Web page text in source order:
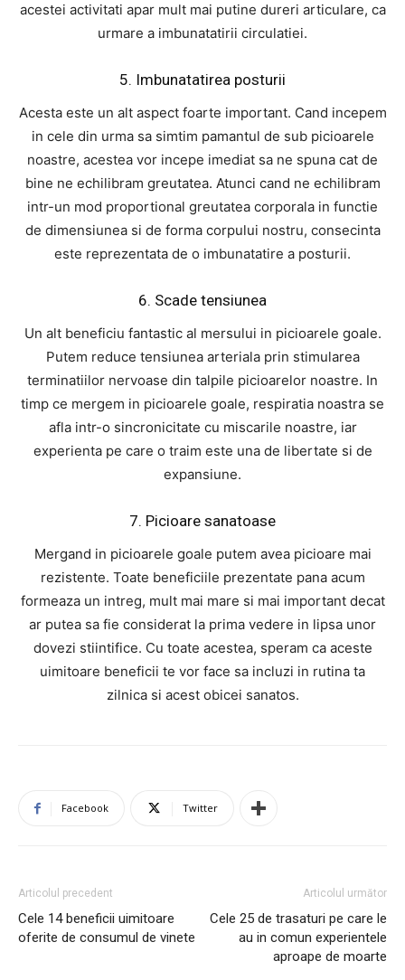
acestei activitati apar mult mai putine dureri articulare, ca
urmare a imbunatatirii circulatiei.
5. Imbunatatirea posturii
Acesta este un alt aspect foarte important. Cand incepem
in cele din urma sa simtim pamantul de sub picioarele
noastre, acestea vor incepe imediat sa ne spuna cat de
bine ne echilibram greutatea. Atunci cand ne echilibram
intr-un mod proportional greutatea corporala in functie
de dimensiunea si de forma corpului nostru, consecinta
este reprezentata de o imbunatatire a posturii.
6. Scade tensiunea
Un alt beneficiu fantastic al mersului in picioarele goale.
Putem reduce tensiunea arteriala prin stimularea
terminatiilor nervoase din talpile picioarelor noastre. In
timp ce mergem in picioarele goale, respiratia noastra se
afla intr-o sincronicitate cu miscarile noastre, iar
experienta pe care o traim este una de libertate si de
expansiune.
7. Picioare sanatoase
Mergand in picioarele goale putem avea picioare mai
rezistente. Toate beneficiile prezentate pana acum
formeaza un intreg, mult mai mare si mai important decat
ar putea sa fie considerat la prima vedere in lipsa unor
dovezi stiintifice. Cu toate acestea, speram ca aceste
uimitoare beneficii te vor face sa incluzi in rutina ta
zilnica si acest obicei sanatos.
Facebook Twitter
Articolul precedent
Cele 14 beneficii uimitoare
oferite de consumul de vinete
Articolul următor
Cele 25 de trasaturi pe care le
au in comun experientele
aproape de moarte